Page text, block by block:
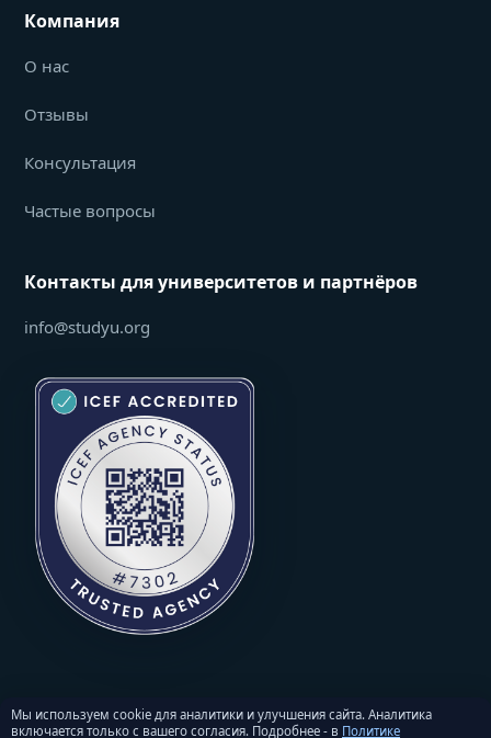
Компания
О нас
Отзывы
Консультация
Частые вопросы
Контакты для университетов и партнёров
info@studyu.org
Мы используем cookie для аналитики и улучшения сайта. Аналитика
включается только с вашего согласия. Подробнее - в Политике